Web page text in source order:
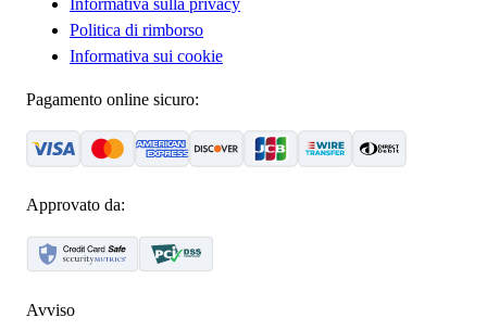
Informativa sulla privacy
Politica di rimborso
Informativa sui cookie
Pagamento online sicuro:
Approvato da:
Avviso